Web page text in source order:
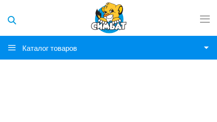
Каталог товаров